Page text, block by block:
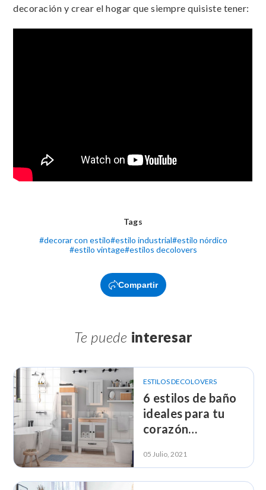
decoración y crear el hogar que siempre quisiste tener:
Tags
#decorar con estilo#estilo industrial#estilo nórdico
#estilo vintage#estilos decolovers
Compartir
Te puede interesar
ESTILOS DECOLOVERS
6 estilos de baño
ideales para tu
corazón
el tuyo!
05 Julio, 2021